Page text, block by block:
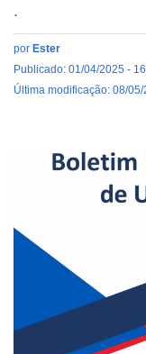
.
por Ester
Publicado: 01/04/2025 -
Última modificação: 08/